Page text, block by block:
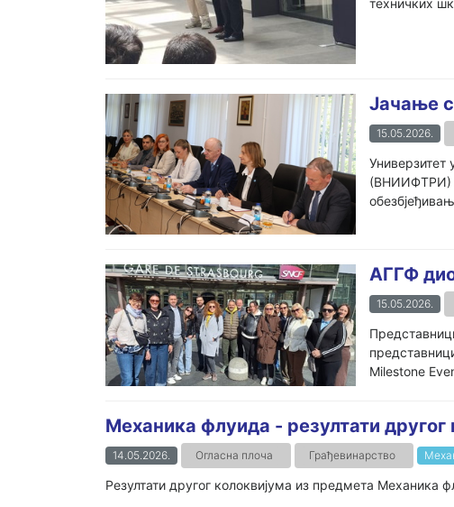
Јачaње
15.05.2026.
Универзитет
(ВНИИФТРИ)
АГГФ
15.05.2026.
Milestone
Механика флуида - резултати другог
14.05.2026. Огласна плоча Грађевинарство
Резултати другог колоквијума из предмета